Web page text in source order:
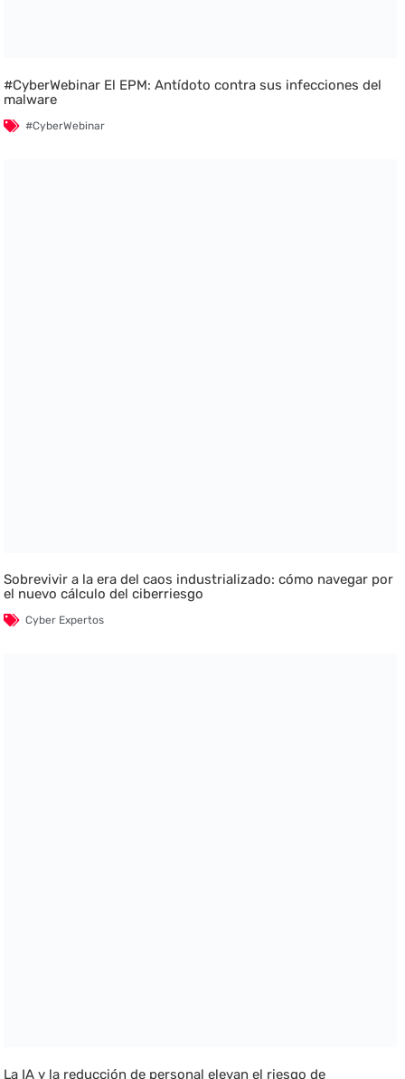
#CyberWebinar El EPM: Antídoto contra sus infecciones del
malware
#CyberWebinar
Sobrevivir a la era del caos industrializado: cómo navegar por
el nuevo cálculo del ciberriesgo
Cyber Expertos
La IA y la reducción de personal elevan el riesgo de